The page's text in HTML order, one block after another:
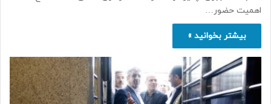
اهمیت حضور…
بیشتر بخوانید »